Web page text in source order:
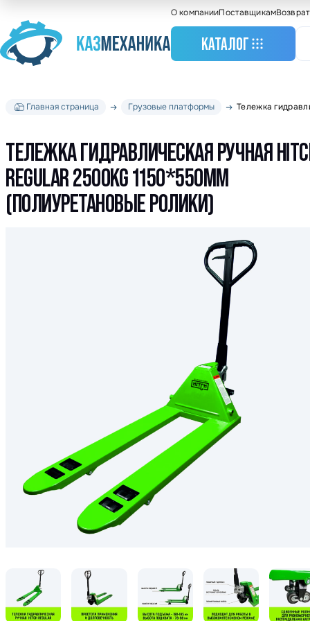
О компанииПоставщикам
КАТАЛОГ
Станочное
оборудование
Складское
Крановое
Весовое
Строительное
Подшипники
Такелажное
Генераторы
Компрессоры
Климатическое
Производственная
Гидравлическое
Сварочное
Главная страница Грузовые платформы Тележка
ТЕЛЕЖКА ГИДРАВЛИЧЕСКАЯ РУЧНАЯ
REGULAR 2500KG 1150*550ММ
(ПОЛИУРЕТАНОВЫЕ РОЛИКИ)